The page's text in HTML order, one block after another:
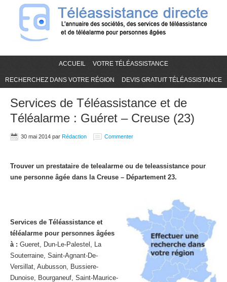
ACCUEIL VOTRE TÉLÉASSISTANCE
RECHERCHEZ DANS VOTRE RÉGION DEVIS GRATUIT TÉLÉASSISTANCE
Services de Téléassistance et de
Téléalarme : Guéret – Creuse (23)
30 mai 2014 par Rédaction Commenter
Trouver un prestataire de telealarme ou de teleassistance pour
une personne âgée dans la Creuse – Département 23.
Services de Téléassistance et
téléalarme pour personnes âgées
à : Gueret, Dun-Le-Palestel, La
Souterraine, Saint-Agnant-De-
Versillat, Aubusson, Bussiere-
Dunoise, Bourganeuf, Saint-Maurice-